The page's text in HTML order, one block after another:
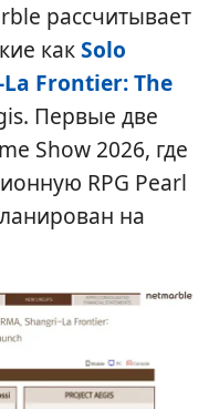
рассчитывает
какSolo
Frontier: The
Первые две
Show 2026, где
RPG Pearl
на